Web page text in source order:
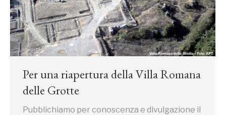
Per una riapertura della Villa Romana
delle Grotte
Pubblichiamo per conoscenza e divulgazione il